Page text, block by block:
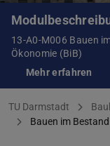
13-A0-M006 Bauen
Ökonomie (BiB)
Mehr erfahren
Sie befinden sich
TU Darmstadt
Bauen im